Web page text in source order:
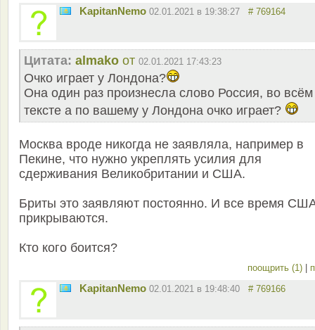
KapitanNemo 02.01.2021 в 19:38:27 # 769164
Цитата: almako от 02.01.2021 17:43:23
Очко играет у Лондона?
Она один раз произнесла слово Россия, во всём
тексте а по вашему у Лондона очко играет?
Москва вроде никогда не заявляла, например в
Пекине, что нужно укреплять усилия для
сдерживания Великобритании и США.
Бриты это заявляют постоянно. И все время
прикрываются.
Кто кого боится?
поощрить (1)
KapitanNemo 02.01.2021 в 19:48:40 # 769166